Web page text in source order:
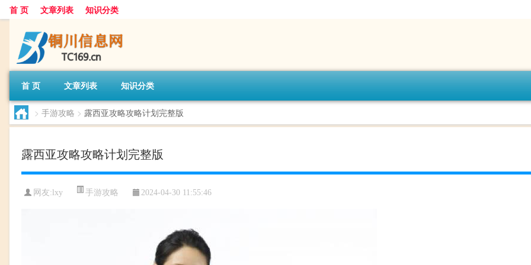
首 页 文章列表 知识分类
首 页 文章列表 知识分类
> 手游攻略 > 露西亚攻略攻略计划完整版
露西亚攻略攻略计划完整版
网友: lxy 手游攻略 2024-04-30 11:55:46